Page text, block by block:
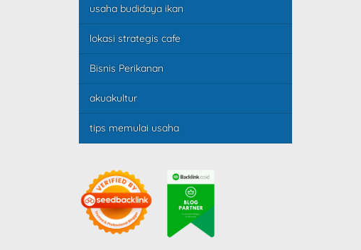
usaha budidaya ikan
lokasi strategis cafe
Bisnis Perikanan
akuakultur
tips memulai usaha